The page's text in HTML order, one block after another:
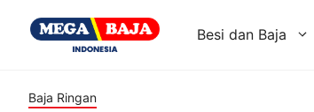
Besi dan Baja
Baja Ringan